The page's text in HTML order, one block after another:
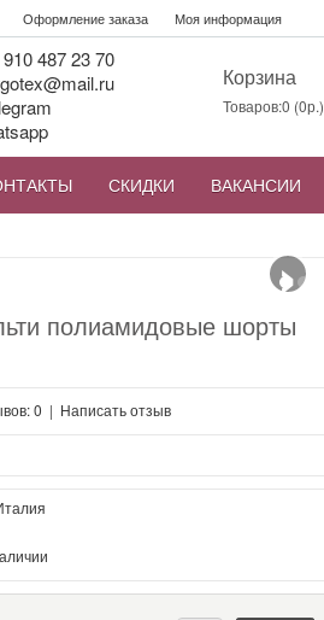
Оформление заказа Моя информация
Корзина
Товаров:0 (0р.)
487 23 70
СКИДКИ ВАКАНСИИ
›
полиамидовые шорты
0 | Написать отзыв